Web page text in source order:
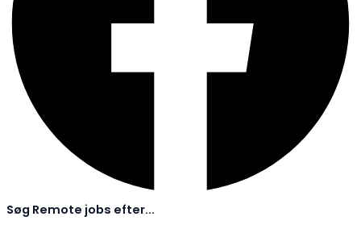
Søg Remote jobs efter...